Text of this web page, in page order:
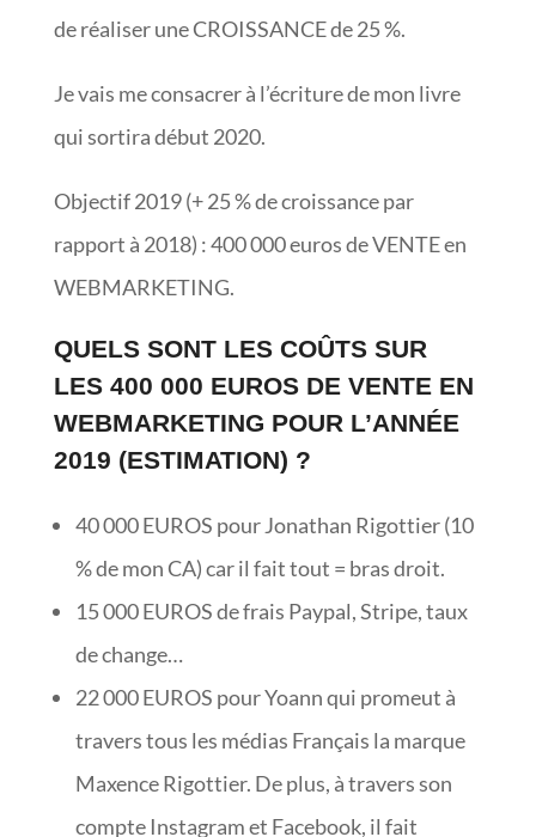
de réaliser une CROISSANCE de 25 %.
Je vais me consacrer à l’écriture de mon livre
qui sortira début 2020.
Objectif 2019 (+ 25 % de croissance par
rapport à 2018) : 400 000 euros de VENTE en
WEBMARKETING.
QUELS SONT LES COÛTS SUR
LES 400 000 EUROS DE VENTE EN
WEBMARKETING POUR L’ANNÉE
2019 (ESTIMATION) ?
40 000 EUROS pour Jonathan Rigottier (10
% de mon CA) car il fait tout = bras droit.
15 000 EUROS de frais Paypal, Stripe, taux
de change…
22 000 EUROS pour Yoann qui promeut à
travers tous les médias Français la marque
Maxence Rigottier. De plus, à travers son
compte Instagram et Facebook, il fait